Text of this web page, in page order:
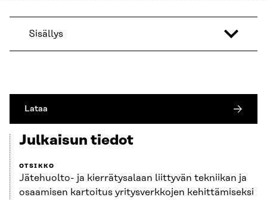
Sisällys
Lataa
Julkaisun tiedot
OTSIKKO
Jätehuolto- ja kierrätysalaan liittyvän tekniikan ja
osaamisen kartoitus yritysverkkojen kehittämiseksi